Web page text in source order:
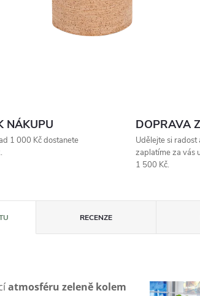
NÁKUPU
1 000 Kč dostanete
DOPRAVA
Udělejte si
zaplatíme za vás
1 500 Kč.
RECENZE
atmosféru zeleně kolem